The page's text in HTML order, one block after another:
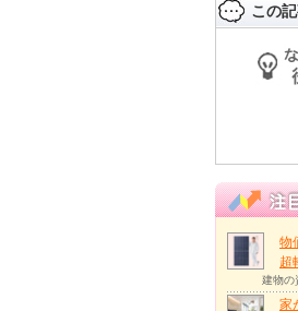
この
物
超
建物の
家